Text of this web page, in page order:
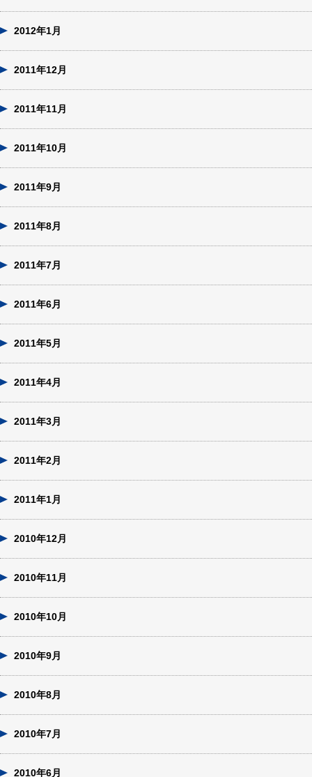
2012年1月
2011年12月
2011年11月
2011年10月
2011年9月
2011年8月
2011年7月
2011年6月
2011年5月
2011年4月
2011年3月
2011年2月
2011年1月
2010年12月
2010年11月
2010年10月
2010年9月
2010年8月
2010年7月
2010年6月